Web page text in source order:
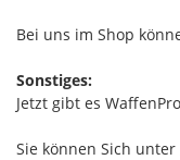
Bei uns im Shop
Sonstiges:
Jetzt gibt es
Sie können Sich unter